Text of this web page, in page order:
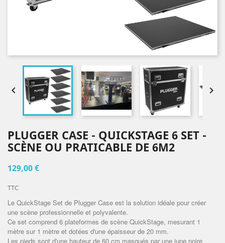
 
PLUGGER CASE - QUICKSTAGE 6 SET -
SCÈNE OU PRATICABLE DE 6M2
129,00 €
TTC
Le QuickStage Set de Plugger Case est la solution idéale pour créer
une scène professionnelle et polyvalente.
Ce set comprend 6 plateformes de scène QuickStage, mesurant 1
mètre sur 1 mètre et dotées d'une épaisseur de 20 mm.
Les pieds sont d'une hauteur de 60 cm masqués par une jupe noire